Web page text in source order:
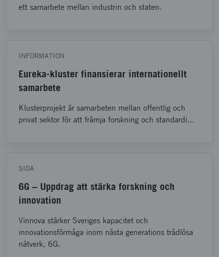
ett samarbete mellan industrin och staten.
INFORMATION
Eureka-kluster finansierar internationellt
samarbete
Klusterprojekt är samarbeten mellan offentlig och
privat sektor för att främja forskning och standardi...
SIDA
6G – Uppdrag att stärka forskning och
innovation
Vinnova stärker Sveriges kapacitet och
innovationsförmåga inom nästa generations trådlösa
nätverk, 6G.